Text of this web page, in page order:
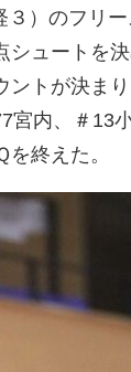
）のフリ
ュートを
トが決ま
宮内、＃13
終えた。